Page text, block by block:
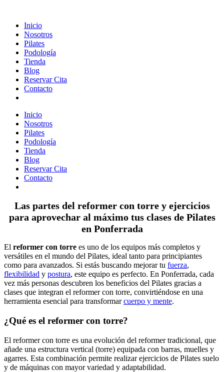
Inicio
Nosotros
Pilates
Podología
Tienda
Blog
Reservar Cita
Contacto
Inicio
Nosotros
Pilates
Podología
Tienda
Blog
Reservar Cita
Contacto
Las partes del reformer con torre y ejercicios
para aprovechar al máximo tus clases de Pilates
en Ponferrada
El reformer con torre es uno de los equipos más completos y
versátiles en el mundo del Pilates, ideal tanto para principiantes
como para avanzados. Si estás buscando mejorar tu fuerza,
flexibilidad y postura, este equipo es perfecto. En Ponferrada, cada
vez más personas descubren los beneficios del Pilates gracias a
clases que integran el reformer con torre, convirtiéndose en una
herramienta esencial para transformarcuerpo y mente.
¿Qué es el reformer con torre?
El reformer con torre es una evolución del reformer tradicional, que
añade una estructura vertical (torre) equipada con barras, muelles y
agarres. Esta combinación permite realizar ejercicios de Pilates suelo
y de máquinas con mayor variedad y adaptabilidad.